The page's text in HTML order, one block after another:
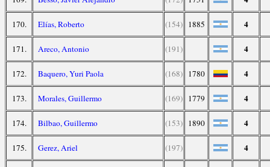
170. Elías, Roberto (154) 1885 4
171. Areco, Antonio (191) 4
172. Baquero, Yuri Paola (168) 1780 4
173. Morales, Guillermo (169) 1779 4
174. Bilbao, Guillermo (153) 1890 4
175. Gerez, Ariel (197) 4